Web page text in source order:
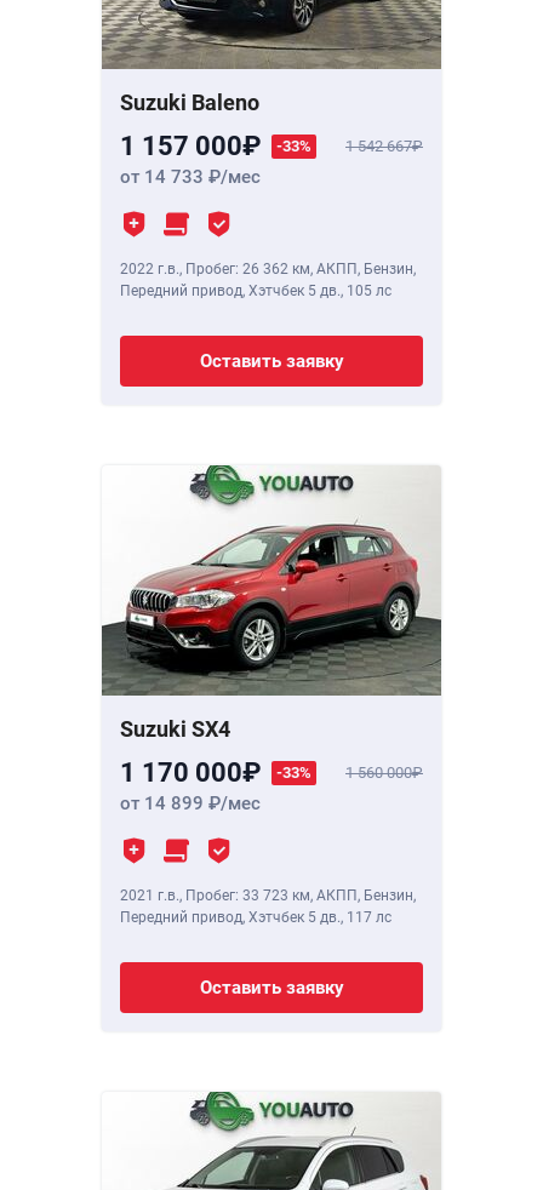
Suzuki Baleno
1 157 000 -33% 1 542 667
от 14 733 /мес
2022 г.в., Пробег: 26 362 км, АКПП, Бензин,
Передний привод, Хэтчбек 5 дв., 105 лс
Оставить заявку
Suzuki SX4
1 170 000 -33% 1 560 000
от 14 899 /мес
2021 г.в., Пробег: 33 723 км, АКПП, Бензин,
Передний привод, Хэтчбек 5 дв., 117 лс
Оставить заявку